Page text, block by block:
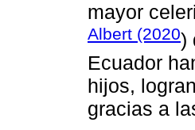
mayor
Albert (2020)
Ecuador
hijos,
gracias a